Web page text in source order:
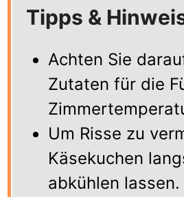
Tipps &
Achten Sie
Zutaten für die
Um Risse zu
Käsekuchen
abkühlen lassen.